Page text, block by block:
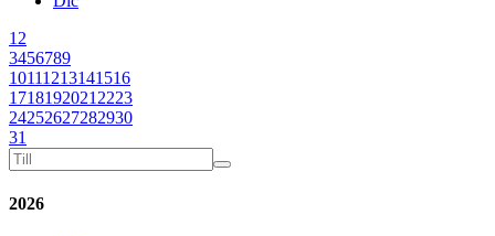
1 2
3456789
10111213141516
1718192021 2223
24252627282930
31
2026